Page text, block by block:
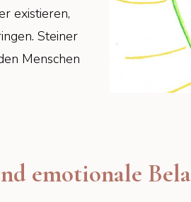
existieren,
Steiner
Menschen
emotionale